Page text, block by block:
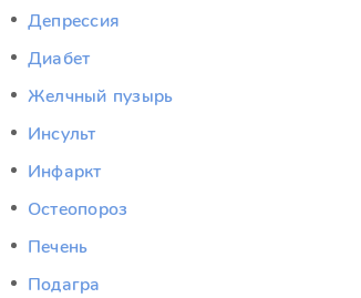
Депрессия
Диабет
Желчный пузырь
Инсульт
Инфаркт
Остеопороз
Печень
Подагра